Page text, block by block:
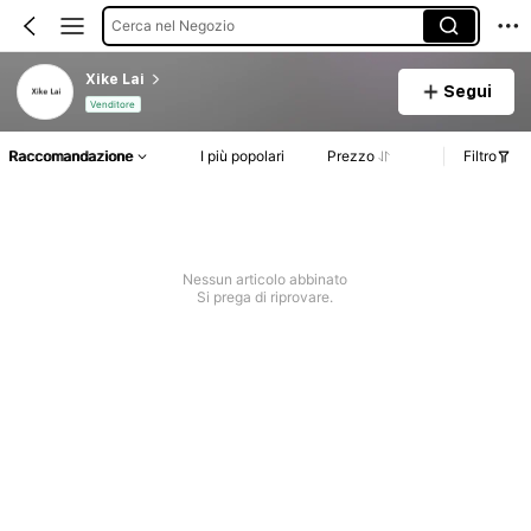
Cerca nel Negozio
Xike Lai
Venditore
Segui
Raccomandazione I più popolari Prezzo Filtro
Nessun articolo abbinato
Si prega di riprovare.